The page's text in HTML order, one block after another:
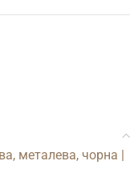
металева, чорна |